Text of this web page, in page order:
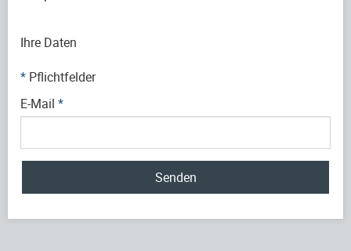
Ihre Daten
* Pflichtfelder
E-Mail *
Senden